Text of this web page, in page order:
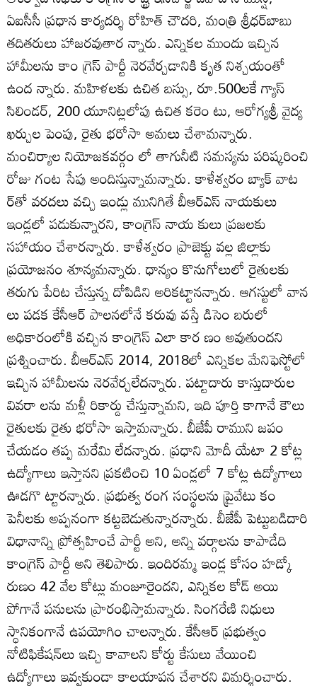
ఏఐసీసీ ప్రధాన కార్యదర్శి రోహిత్‌ చౌదరి, మంత్రి శ్రీధర్‌బాబు
తదితరులు హాజరవుతార న్నారు. ఎన్నికల ముందు ఇచ్చిన
హామీలను కాం గ్రెస్‌ పార్టీ నెరవేర్చడానికి కృత నిశ్చయంతో
ఉంద న్నారు. మహిళలకు ఉచిత బస్సు, రూ.500లకే గ్యాస్‌
సిలిండర్‌, 200 యూనిట్లలోపు ఉచిత కరెం టు, ఆరోగ్యశ్రీ వైద్య
ఖర్చుల పెంపు, రైతు భరోసా అమలు చేశామన్నారు.
మంచిర్యాల నియోజకవర్గం లో తాగునీటి సమస్యను పరిష్కరించి
రోజు గంట సేపు అందిస్తున్నామన్నారు. కాళేశ్వరం బ్యాక్‌ వాట
ర్‌తో వరదలు వచ్చి ఇండ్లు మునిగితే బీఆర్‌ఎస్‌ నాయకులు
ఇండ్లలో పడుకున్నారని, కాంగ్రెస్‌ నాయ కులు ప్రజలకు
సహాయం చేశారన్నారు. కాళేశ్వరం ప్రాజెక్టు వల్ల జిల్లాకు
ప్రయోజనం శూన్యమన్నారు. ధాన్యం కొనుగోలులో రైతులకు
తరుగు పేరిట చేస్తున్న దోపిడిని అరికట్టానన్నారు. ఆగస్టులో వాన
లు పడక కేసీఆర్‌ పాలనలోనే కరువు వస్తే డిసెం బరులో
అధికారంలోకి వచ్చిన కాంగ్రెస్‌ ఎలా కార ణం అవుతుందని
ప్రశ్నించారు. బీఆర్‌ఎస్‌ 2014, 2018లో ఎన్నికల మేనిఫెస్టోలో
ఇచ్చిన హామీలను నెరవేర్చలేదన్నారు. పట్టాదారు కాస్తుదారుల
వివరా లను మళ్లీ రికార్డు చేస్తున్నామని, ఇది పూర్తి కాగానే కౌలు
రైతులకు రైతు భరోసా ఇస్తామన్నారు. బీజేపీ రాముని జపం
చేయడం తప్ప మరేమి లేదన్నారు. ప్రధాని మోదీ యేటా 2 కోట్ల
ఉద్యోగాలు ఇస్తానని ప్రకటించి 10 ఏండ్లలో 7 కోట్ల ఉద్యోగాలు
ఊడగొ ట్టారన్నారు. ప్రభుత్వ రంగ సంస్థలను ప్రైవేటు కం
పెనీలకు అప్పనంగా కట్టబెడుతున్నారన్నారు. బీజేపీ పెట్టుబడిదారి
విధానాన్ని ప్రోత్సహించే పార్టీ అని, అన్ని వర్గాలను కాపాడేది
కాంగ్రెస్‌ పార్టీ అని తెలిపారు. ఇందిరమ్మ ఇండ్ల కోసం హడ్కో
రుణం 42 వేల కోట్లు మంజూరైందని, ఎన్నికల కోడ్‌ అయి
పోగానే పనులను ప్రారంభిస్తామన్నారు. సింగరేణి నిధులు
స్ధానికంగానే ఉపయోగిం చాలన్నారు. కేసీఆర్‌ ప్రభుత్వం
నోటిఫికేషన్‌లు ఇచ్చి కావాలని కోర్టు కేసులు వేయించి
ఉద్యోగాలు ఇవ్వకుండా కాలయాపన చేశారని విమర్శించారు.